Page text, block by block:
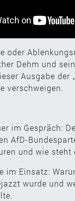
oder
Dehm und
Ausgabe der
verschweigen.
im Gespräch:
AfD-
und wie steht
im Einsatz:
wurde und